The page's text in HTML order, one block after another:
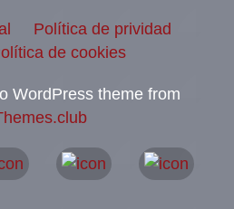
Política de prividad
de cookies
WordPress theme from